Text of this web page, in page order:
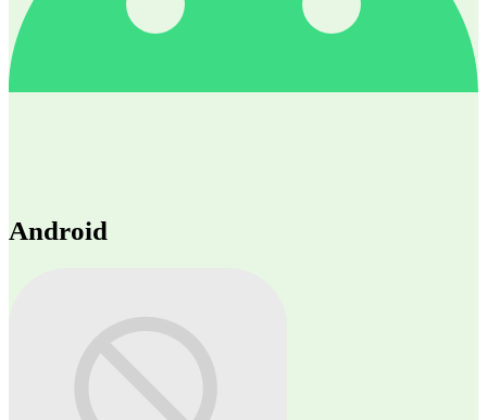
Android